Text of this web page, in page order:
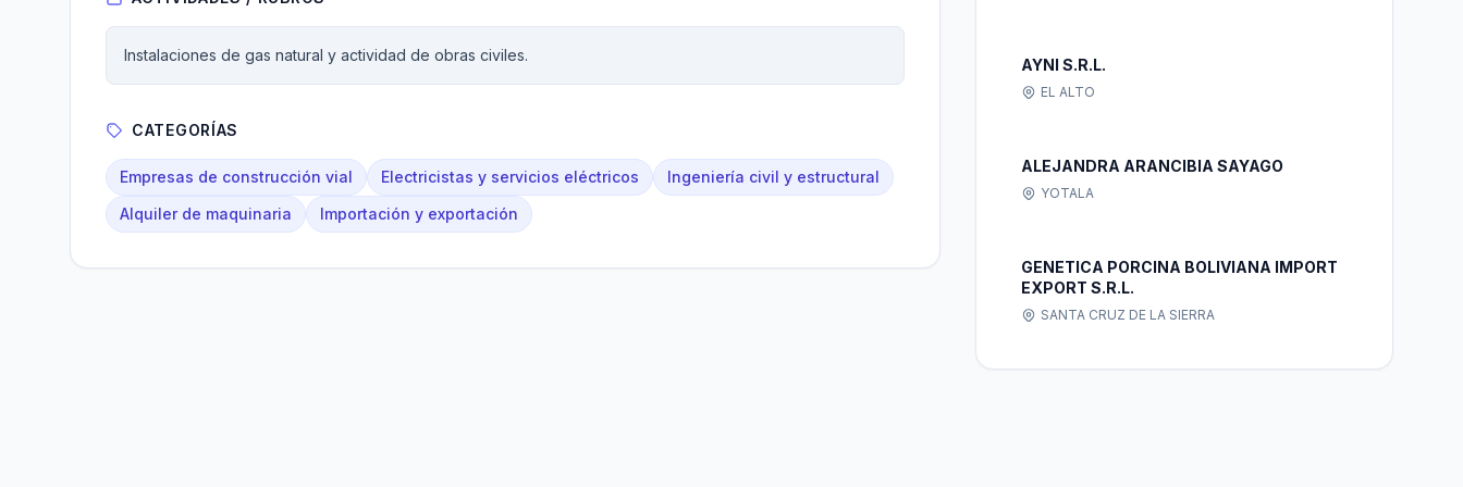
Instalaciones de gas natural y actividad de obras civiles.
CATEGORÍAS
Empresas de construcción vial Electricistas y servicios eléctricos
Ingeniería civil y estructural
Alquiler de maquinaria
Importación y exportación
AYNI S.R.L.
EL ALTO
ALEJANDRA ARANCIBIA SAYAGO
YOTALA
GENETICA PORCINA BOLIVIANA IMPORT
EXPORT S.R.L.
SANTA CRUZ DE LA SIERRA